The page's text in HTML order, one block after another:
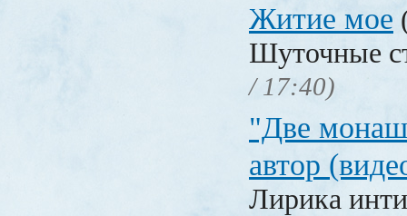
Житие мое
Шуточные
/ 17:40)
"Две
автор
Лирика